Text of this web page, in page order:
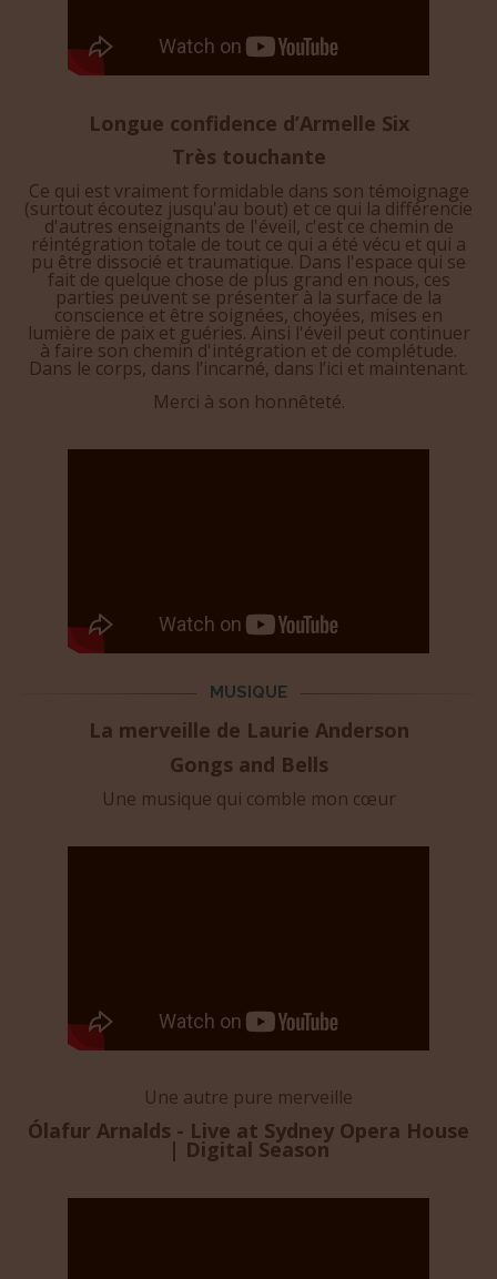
Longue confidence d’Armelle Six
Très touchante
Ce qui est vraiment formidable dans son témoignage
(surtout écoutez jusqu'au bout) et ce qui la différencie
d'autres enseignants de l'éveil, c'est ce chemin de
réintégration totale de tout ce qui a été vécu et qui a
pu être dissocié et traumatique. Dans l'espace qui se
fait de quelque chose de plus grand en nous, ces
parties peuvent se présenter à la surface de la
conscience et être soignées, choyées, mises en
lumière de paix et guéries. Ainsi l'éveil peut continuer
à faire son chemin d'intégration et de complétude.
Dans le corps, dans l’incarné, dans l’ici et maintenant.
Merci à son honnêteté.
MUSIQUE
La merveille de Laurie Anderson
Gongs and Bells
Une musique qui comble mon cœur
Une autre pure merveille
Ólafur Arnalds - Live at Sydney Opera House
| Digital Season